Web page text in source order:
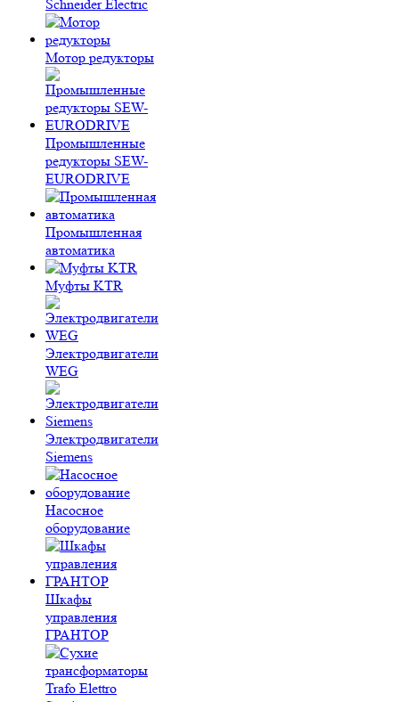
Schneider Electric
Мотор редукторы
Промышленные
редукторы SEW-
EURODRIVE
Промышленная
автоматика
Муфты KTR
Электродвигатели
WEG
Электродвигатели
Siemens
Насосное
оборудование
Шкафы
управления
ГРАНТОР